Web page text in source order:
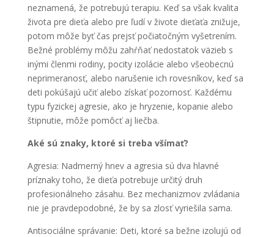
neznamená, že potrebujú terapiu. Keď sa však kvalita
života pre dieťa alebo pre ľudí v živote dieťaťa znižuje,
potom môže byť čas prejsť počiatočným vyšetrením.
Bežné problémy môžu zahŕňať nedostatok väzieb s
inými členmi rodiny, pocity izolácie alebo všeobecnú
neprimeranosť, alebo narušenie ich rovesníkov, keď sa
deti pokúšajú učiť alebo získať pozornosť. Každému
typu fyzickej agresie, ako je hryzenie, kopanie alebo
štipnutie, môže pomôcť aj liečba.
Aké sú znaky, ktoré si treba všímať?
Agresia: Nadmerný hnev a agresia sú dva hlavné
príznaky toho, že dieťa potrebuje určitý druh
profesionálneho zásahu. Bez mechanizmov zvládania
nie je pravdepodobné, že by sa zlosť vyriešila sama.
Antisociálne správanie: Deti, ktoré sa bežne izolujú od